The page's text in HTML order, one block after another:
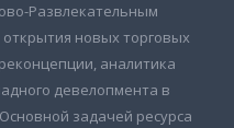
Развлекательным
новых торговых
аналитика
девелопмента в
задачей ресурса